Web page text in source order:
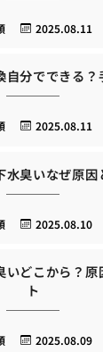
2025.08.11
自分でできる
2025.08.11
水臭いなぜ原因
2025.08.10
いどこから？
ト
2025.08.09